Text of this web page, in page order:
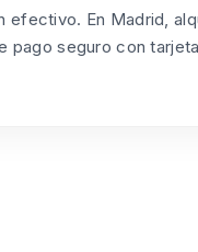
efectivo. En Madrid,
pago seguro con